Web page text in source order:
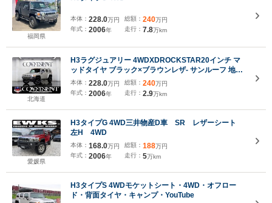
福岡県
本体： 228.0万円
年式： 2006年
総額： 240万円
走行： 7.8万km
北海道
H3ラグジュアリー 4WDXDROCKSTAR20インチ マ
ッドタイヤ ブラック×ブラウンレザ- サンルーフ 地デ
ジナビ バックカメラ
本体： 228.0万円
年式： 2006年
総額： 240万円
走行： 2.9万km
愛媛県
H3タイプG 4WD三井物産D車 SR レザーシート
左H 4WD
本体： 168.0万円
年式： 2006年
総額： 188万円
走行： 5万km
H3タイプS 4WDモケットシート・4WD・オフロー
ド・背面タイヤ・キャンプ・YouTube